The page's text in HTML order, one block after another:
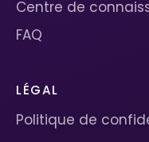
Centre de
FAQ
LÉGAL
Politique de